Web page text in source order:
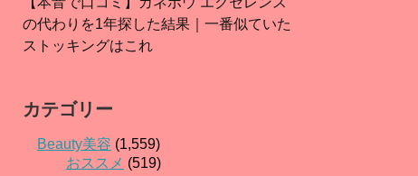
の代わりを1年探した結果｜一番似ていた
ストッキングはこれ
カテゴリー
Beauty美容 (1,559)
おススメ (519)